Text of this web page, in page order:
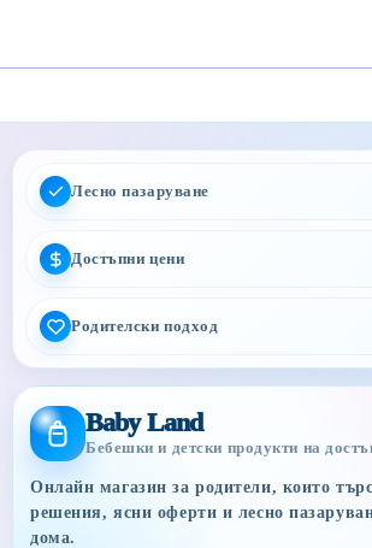
Лесно пазаруване
Достъпни цени
Родителски подход
Baby Land
Бебешки и детски продукти на
Онлайн магазин за родители, които
решения, ясни оферти и лесно
дома.